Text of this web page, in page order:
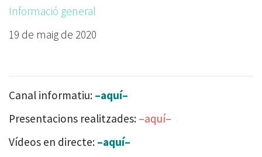
Informació general
19 de maig de 2020
Canal informatiu: –aquí–
Presentacions realitzades: –aquí–
Vídeos en directe: –aquí–